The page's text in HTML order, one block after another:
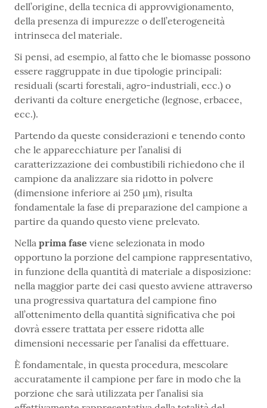
dell’origine, della tecnica di approvvigionamento,
della presenza di impurezze o dell’eterogeneità
intrinseca del materiale.
Si pensi, ad esempio, al fatto che le biomasse possono
essere raggruppate in due tipologie principali:
residuali (scarti forestali, agro-industriali, ecc.) o
derivanti da colture energetiche (legnose, erbacee,
ecc.).
Partendo da queste considerazioni e tenendo conto
che le apparecchiature per l’analisi di
caratterizzazione dei combustibili richiedono che il
campione da analizzare sia ridotto in polvere
(dimensione inferiore ai 250 µm), risulta
fondamentale la fase di preparazione del campione a
partire da quando questo viene prelevato.
Nella prima fase viene selezionata in modo
opportuno la porzione del campione rappresentativo,
in funzione della quantità di materiale a disposizione:
nella maggior parte dei casi questo avviene attraverso
una progressiva quartatura del campione fino
all’ottenimento della quantità significativa che poi
dovrà essere trattata per essere ridotta alle
dimensioni necessarie per l’analisi da effettuare.
È fondamentale, in questa procedura, mescolare
accuratamente il campione per fare in modo che la
porzione che sarà utilizzata per l’analisi sia